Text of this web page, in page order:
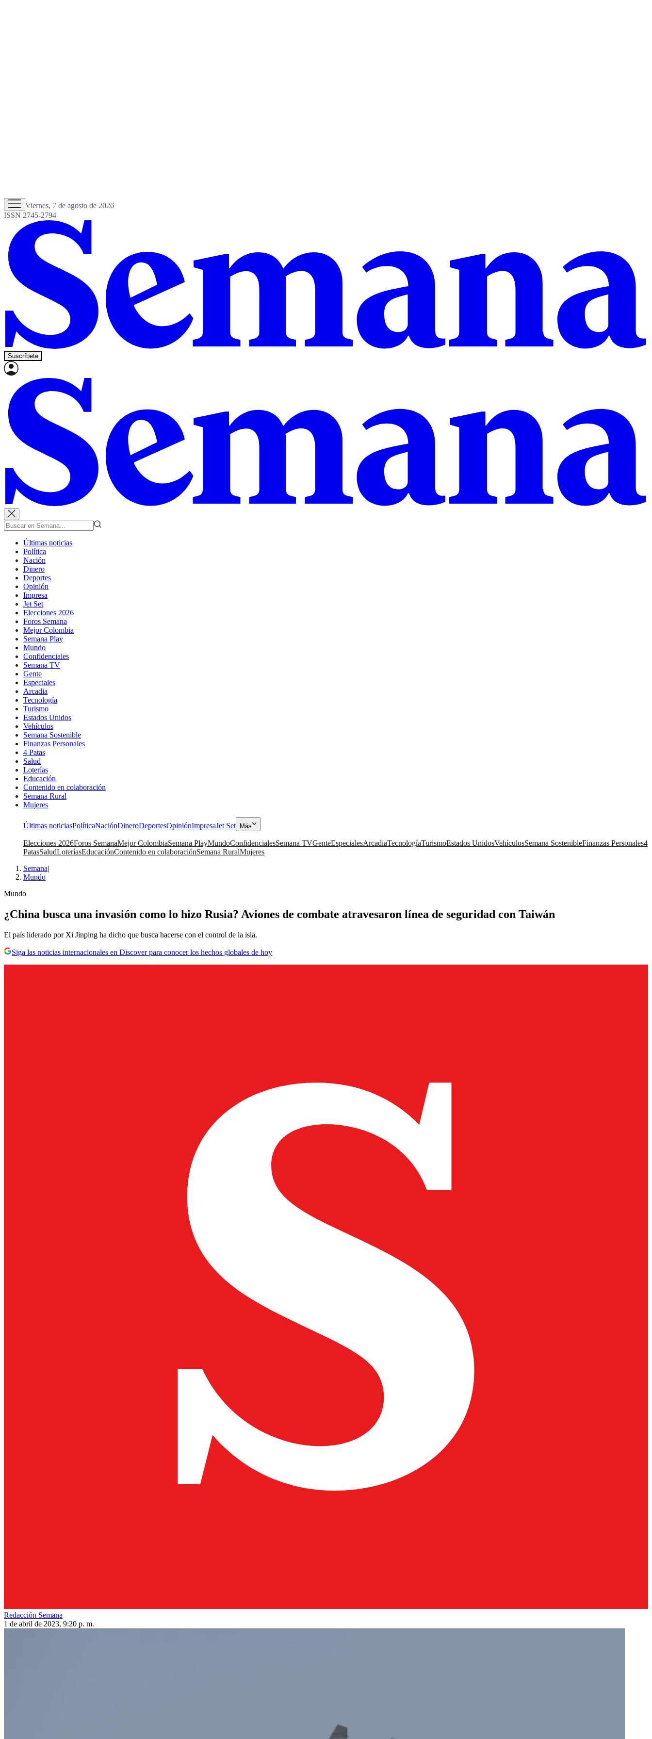
Viernes, 7 de agosto de 2026
ISSN 2745-2794
Suscríbete
Últimas noticias
Política
Nación
Dinero
Deportes
Opinión
Impresa
Jet Set
Elecciones 2026
Foros Semana
Mejor Colombia
Semana Play
Mundo
Confidenciales
Semana TV
Gente
Especiales
Arcadia
Tecnología
Turismo
Estados Unidos
Vehículos
Semana Sostenible
Finanzas Personales
4 Patas
Salud
Loterías
Educación
Contenido en colaboración
Semana Rural
Mujeres
Últimas noticiasPolíticaNaciónDineroDeportesOpiniónImpresaJet Set Más
Elecciones 2026Foros SemanaMejor ColombiaSemana PlayMundoConfidencialesSemana TVGenteEspecialesArcadiaTecnologíaTurismoEstados UnidosVehículosSemana SostenibleFinanzas Personales4
PatasSaludLoteríasEducaciónContenido en colaboraciónSemana RuralMujeres
Semana|
Mundo
Mundo
¿China busca una invasión como lo hizo Rusia? Aviones de combate atravesaron línea de seguridad con Taiwán
El país liderado por Xi Jinping ha dicho que busca hacerse con el control de la isla.
Siga las noticias internacionales en Discover para conocer los hechos globales de hoy
Redacción Semana
1 de abril de 2023, 9:20 p. m.